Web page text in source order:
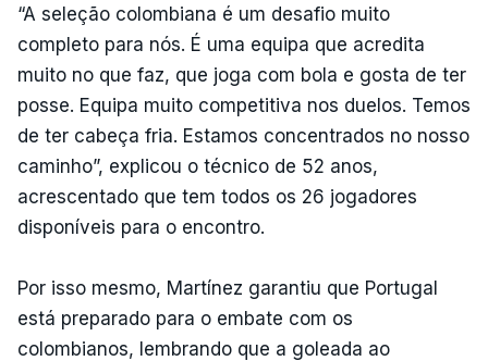
“A seleção colombiana é um desafio muito
completo para nós. É uma equipa que acredita
muito no que faz, que joga com bola e gosta de ter
posse. Equipa muito competitiva nos duelos. Temos
de ter cabeça fria. Estamos concentrados no nosso
caminho”, explicou o técnico de 52 anos,
acrescentado que tem todos os 26 jogadores
disponíveis para o encontro.
Por isso mesmo, Martínez garantiu que Portugal
está preparado para o embate com os
colombianos, lembrando que a goleada ao